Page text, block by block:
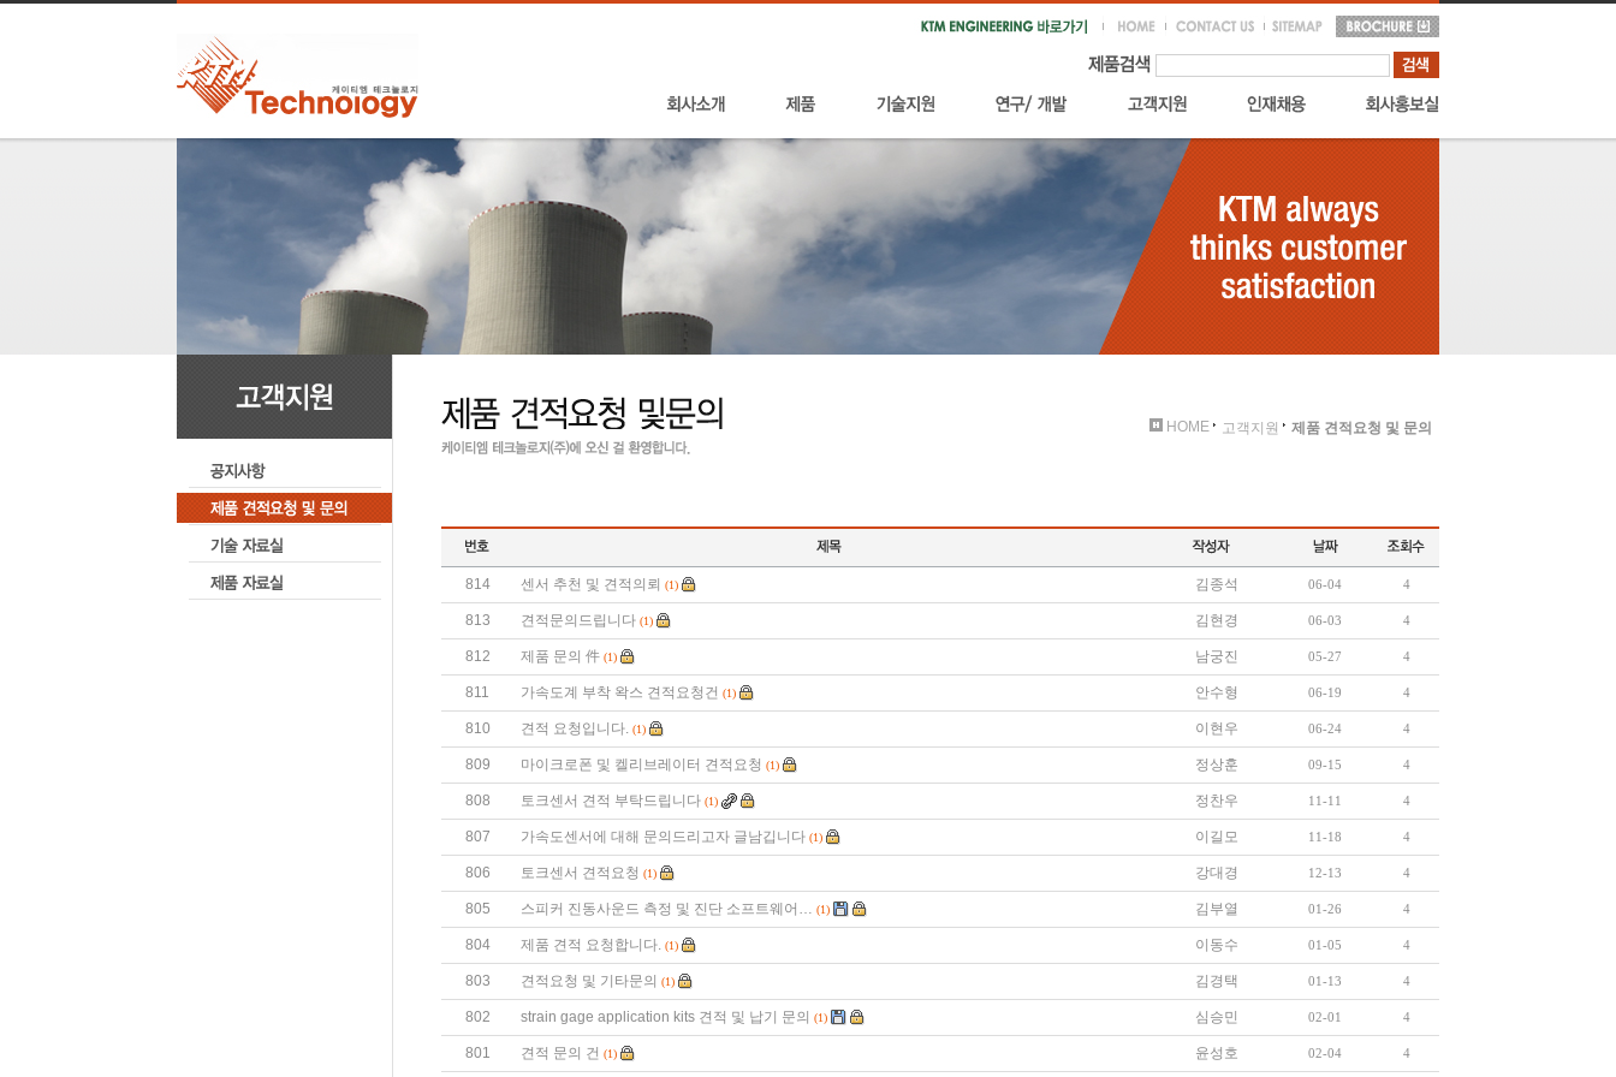
HOME 고객지원 제품 견적요청 및 문의
814 센서 추천 및 견적의뢰 (1) 김종석 06-04 4
813 견적문의드립니다 (1) 김현경 06-03 4
812 제품 문의 件 (1) 남궁진 05-27 4
811 가속도계 부착 왁스 견적요청건 (1) 안수형 06-19 4
810 견적 요청입니다. (1) 이현우 06-24 4
809 마이크로폰 및 켈리브레이터 견적요청 (1) 정상훈 09-15 4
808 토크센서 견적 부탁드립니다 (1) 정찬우 11-11 4
807 가속도센서에 대해 문의드리고자 글남깁니다 (1) 이길모 11-18 4
806 토크센서 견적요청 (1) 강대경 12-13 4
805 스피커 진동사운드 측정 및 진단 소프트웨어… (1) 김부열 01-26 4
804 제품 견적 요청합니다. (1) 이동수 01-05 4
803 견적요청 및 기타문의 (1) 김경택 01-13 4
802 strain gage application kits 견적 및 납기 문의 (1) 심승민 02-01 4
801 견적 문의 건 (1) 윤성호 02-04 4